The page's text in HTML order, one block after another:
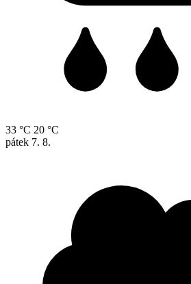
33 °C 20 °C
pátek 7. 8.